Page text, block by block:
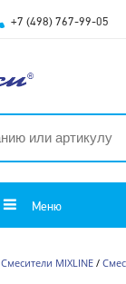
+7 (498) 767-99-05
Меню
Смесители MIXLINE/